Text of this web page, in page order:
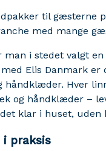
til gæsterne
med mange
man i stedet valgt
Elis Danmark
håndklæder. Hver
og håndklæder –
klar i huset, uden
praksis